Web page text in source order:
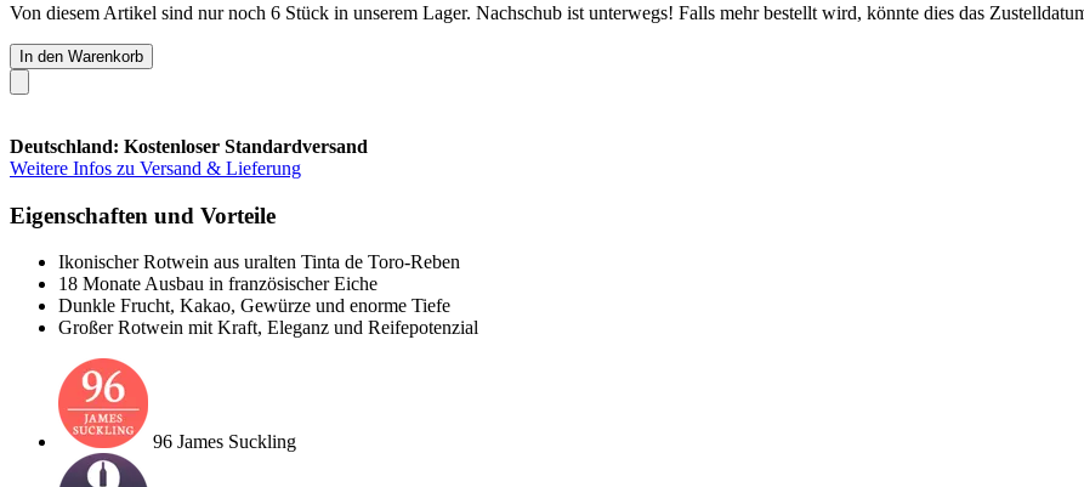
Von diesem Artikel sind nur noch 6 Stück in unserem Lager. Nachschub ist unterwegs! Falls mehr bestellt wird, könnte dies das
In den Warenkorb
Deutschland: Kostenloser Standardversand
Weitere Infos zu Versand & Lieferung
Eigenschaften und Vorteile
Ikonischer Rotwein aus uralten Tinta de Toro-Reben
18 Monate Ausbau in französischer Eiche
Dunkle Frucht, Kakao, Gewürze und enorme Tiefe
Großer Rotwein mit Kraft, Eleganz und Reifepotenzial
96 James Suckling